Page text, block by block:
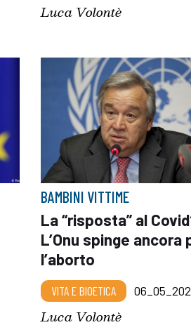
Luca Volontè
BAMBINI VITTIME
La “risposta” al
L’Onu spinge ancora
l’aborto
VITA E BIOETICA
Luca Volontè